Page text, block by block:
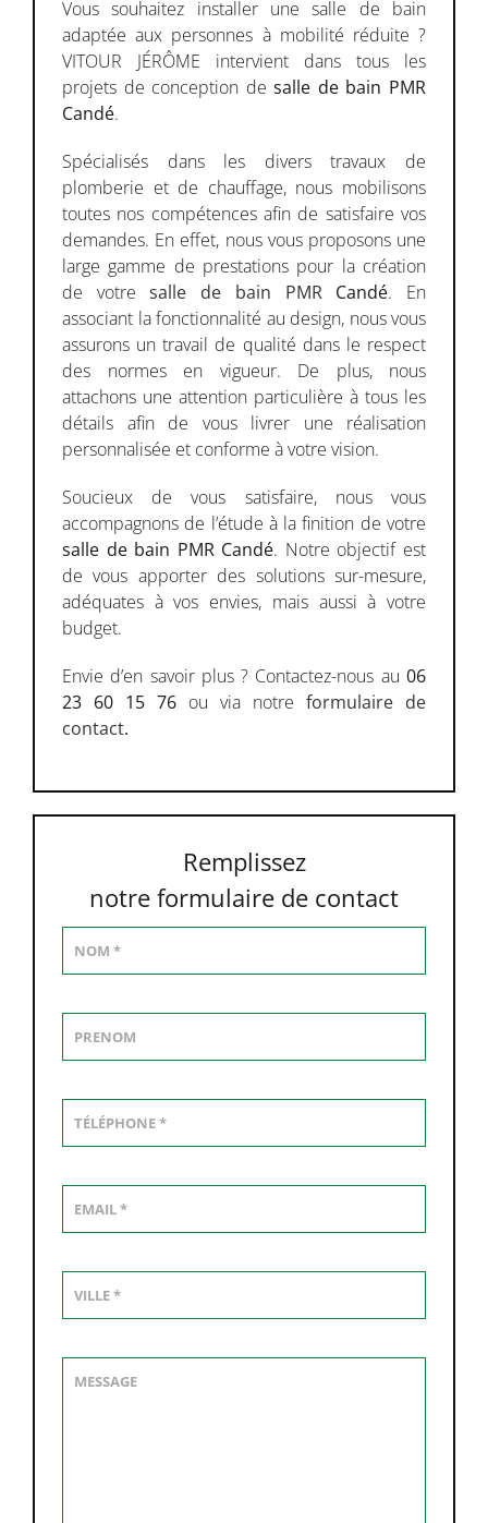
08h00 - 19h00
Samedi - Dimanche : Fermé
Vous souhaitez installer une salle de bain
adaptée aux personnes à mobilité réduite ?
VITOUR JÉRÔME intervient dans tous les
projets de conception desalle de bain PMR
Candé.
Spécialisés dans les divers travaux de
plomberie et de chauffage, nous mobilisons
toutes nos compétences afin de satisfaire vos
demandes. En effet, nous vous proposons une
large gamme de prestations pour la création
de votresalle de bain PMRCandé. En
associant la fonctionnalité au design, nous vous
assurons un travail de qualité dans le respect
des normes en vigueur. De plus, nous
attachons une attention particulière à tous les
détails afin de vous livrer une réalisation
personnalisée et conforme à votre vision.
Soucieux de vous satisfaire, nous vous
accompagnons de l’étude à la finition de votre
salle de bain PMR Candé. Notre objectif est
de vous apporter des solutions sur-mesure,
adéquates à vos envies, mais aussi à votre
budget.
Envie d’en savoir plus ? Contactez-nous au 06
23 60 15 76 ou via notre formulaire de
contact.
Remplissez
notre formulaire de contact